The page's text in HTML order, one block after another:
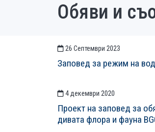
Обяви и
26 Септември 2023
Заповед за режим на
4 декември 2020
Проект на заповед за
дивата флора и фауна